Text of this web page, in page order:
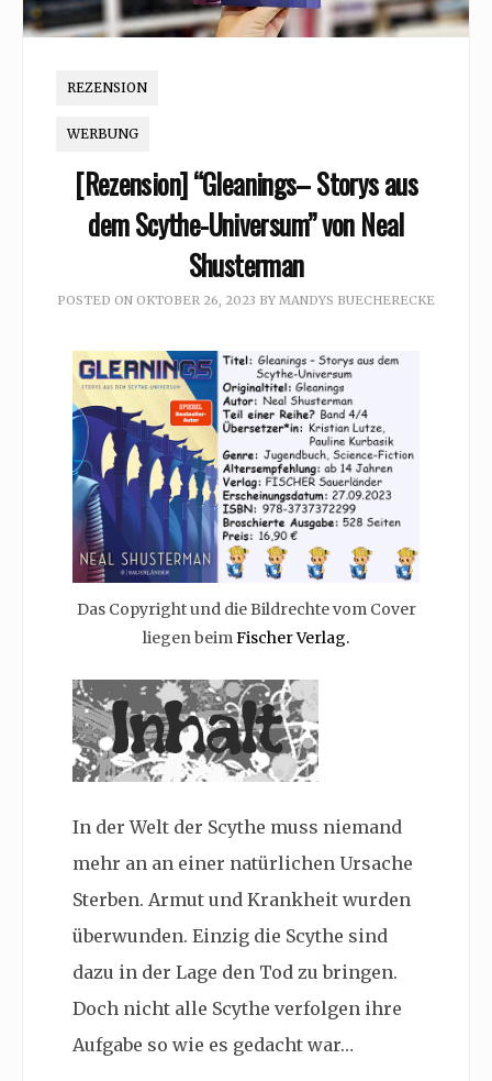
REZENSION
WERBUNG
[Rezension] “Gleanings– Storys aus
dem Scythe-Universum” von Neal
Shusterman
POSTED ON OKTOBER 26, 2023 BY MANDYS BUECHERECKE
Das Copyright und die Bildrechte vom Cover
liegen beimFischer Verlag.
In der Welt der Scythe muss niemand
mehr an an einer natürlichen Ursache
Sterben. Armut und Krankheit wurden
überwunden. Einzig die Scythe sind
dazu in der Lage den Tod zu bringen.
Doch nicht alle Scythe verfolgen ihre
Aufgabe so wie es gedacht war…